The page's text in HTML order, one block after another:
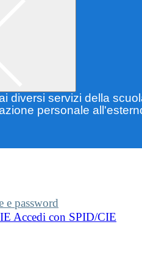
diversi servizi della
personale
e password
Accedi con SPID/CIE